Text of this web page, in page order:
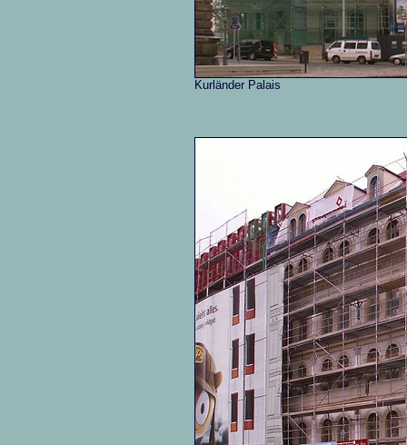
Kurländer Palais